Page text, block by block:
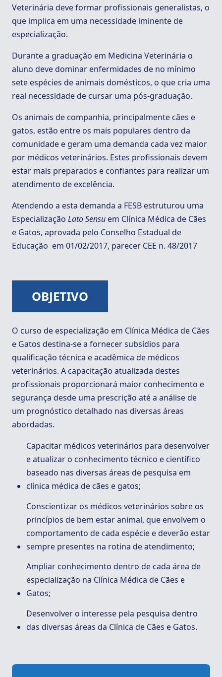
Veterinária deve formar profissionais generalistas, o
que implica em uma necessidade iminente de
especialização.
Durante a graduação em Medicina Veterinária o
aluno deve dominar enfermidades de no mínimo
sete espécies de animais domésticos, o que cria uma
real necessidade de cursar uma pós-graduação.
Os animais de companhia, principalmente cães e
gatos, estão entre os mais populares dentro da
comunidade e geram uma demanda cada vez maior
por médicos veterinários. Estes profissionais devem
estar mais preparados e confiantes para realizar um
atendimento de excelência.
Atendendo a esta demanda a FESB estruturou uma
Especialização Lato Sensu em Clínica Médica de Cães
e Gatos, aprovada pelo Conselho Estadual de
Educação em 01/02/2017, parecer CEE n. 48/2017
OBJETIVO
O curso de especialização em Clínica Médica de Cães
e Gatos destina-se a fornecer subsídios para
qualificação técnica e acadêmica de médicos
veterinários. A capacitação atualizada destes
profissionais proporcionará maior conhecimento e
segurança desde uma prescrição até a análise de
um prognóstico detalhado nas diversas áreas
abordadas.
Capacitar médicos veterinários para desenvolver
e atualizar o conhecimento técnico e científico
baseado nas diversas áreas de pesquisa em
clínica médica de cães e gatos;
Conscientizar os médicos veterinários sobre os
princípios de bem estar animal, que envolvem o
comportamento de cada espécie e deverão estar
sempre presentes na rotina de atendimento;
Ampliar conhecimento dentro de cada área de
especialização na Clínica Médica de Cães e
Gatos;
Desenvolver o interesse pela pesquisa dentro
das diversas áreas da Clínica de Cães e Gatos.